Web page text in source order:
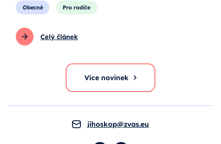
Obecné Pro rodiče
Celý článek
Více novinek
jihoskop@zvas.eu